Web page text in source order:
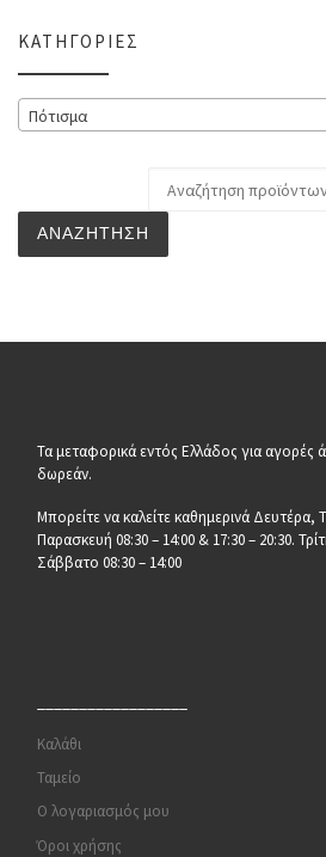
ΚΑΤΗΓΟΡΊΕΣ
Πότισμα
ΑΝΑΖΉΤΗΣΗ
Τα μεταφορικά εντός Ελλάδος για αγορές
δωρεάν.
Μπορείτε να καλείτε καθημερινά Δευτέρα,
Παρασκευή 08:30 – 14:00 & 17:30 – 20:30.
Σάββατο 08:30 – 14:00
Καλάθι
Ταμείο
Ο λογαριασμός μου
Όροι χρήσης